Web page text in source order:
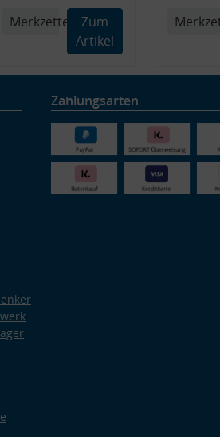
Merkzettel
Zum
Artikel
Zahlungsarten